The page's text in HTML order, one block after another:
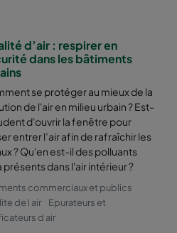
ePM2,5 50% M6
ePM2,5 50% M6
ePM2,5 50% M6
ePM2,5 50% M6
ePM2,5 50%
d’air : respirer en
dans les bâtiments
se protéger au mieux de la
de l'air en milieu urbain ? Est-
d'ouvrir la fenêtre pour
entrer l’air afin de rafraîchir les
? Qu'en est-il des polluants
présents dans l'air intérieur ?
commerciaux et publics
de l air
Epurateurs et
d air